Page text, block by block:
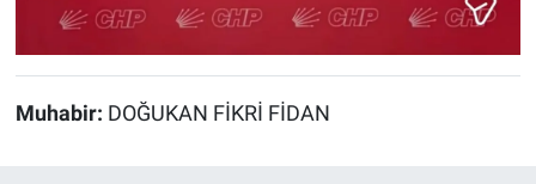
Muhabir: DOĞUKAN FİKRİ FİDAN